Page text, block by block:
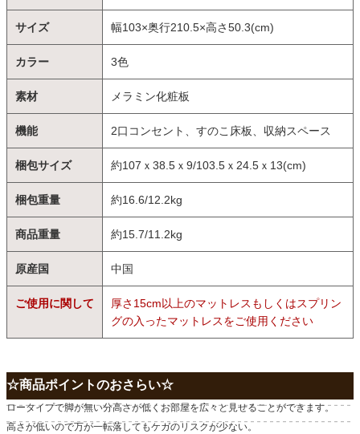
サイズ 幅103×奥行210.5×高さ50.3(cm)
カラー 3色
素材 メラミン化粧板
機能 2口コンセント、すのこ床板、収納スペース
梱包サイズ 約107ｘ38.5ｘ9/103.5ｘ24.5ｘ13(cm)
梱包重量 約16.6/12.2kg
商品重量 約15.7/11.2kg
原産国 中国
ご使用に関して
厚さ15cm以上のマットレスもしくはスプリン
グの入ったマットレスをご使用ください
☆商品ポイントのおさらい☆
ロータイプで脚が無い分高さが低くお部屋を広々と見せることができます。
高さが低いので万が一転落してもケガのリスクが少ない。